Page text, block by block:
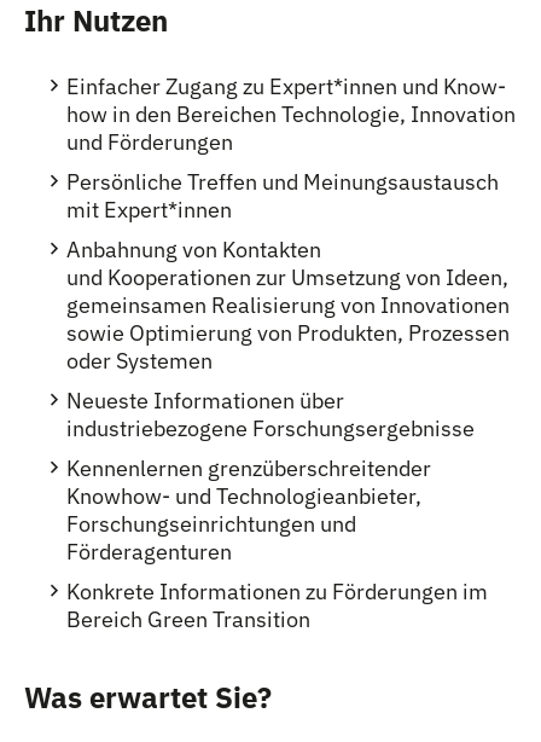
Ihr Nutzen
Einfacher Zugang zu Expert*innen Innen
und Know-
how in den Bereichen Technologie, Innovation
und Förderungen
Persönliche Treffen und Meinungsaustausch
mit Expert*innen
Anbahnung von Kontakten
und Kooperationen zur Umsetzung von Ideen,
gemeinsamen Realisierung von Innovationen
sowie Optimierung von Produkten, Prozessen
oder Systemen
Neueste Informationen über
industriebezogene Forschungsergebnisse
Kennenlernen grenzüberschreitender
Knowhow- und Technologieanbieter,
Forschungseinrichtungen und
Förderagenturen
Konkrete Informationen zu Förderungen im
Bereich Green Transition
Was erwartet Sie?